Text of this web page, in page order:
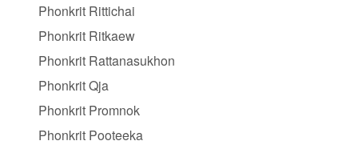
Phonkrit Rittichai
Phonkrit Ritkaew
Phonkrit Rattanasukhon
Phonkrit Qja
Phonkrit Promnok
Phonkrit Pooteeka